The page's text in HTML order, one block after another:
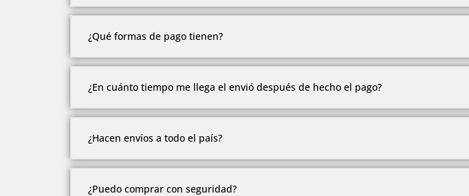
Comunícate con nosotros con gusto te atenderemos
¿Qué formas de pago tienen?
¿En cuánto tiempo me llega el envió después de hecho el pago?
¿Hacen envíos a todo el país?
¿Puedo comprar con seguridad?